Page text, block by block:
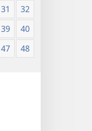
31
32
39
40
47 48